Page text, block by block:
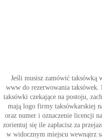
Jeśli musisz zamówić
www do rezerwowania
taksówki czekające na postoju,
mają logo firmy taksówkarskiej
oraz numer i oznaczenie licencji
zorientuj się ile zapłacisz za
w widocznym miejscu wewnątrz